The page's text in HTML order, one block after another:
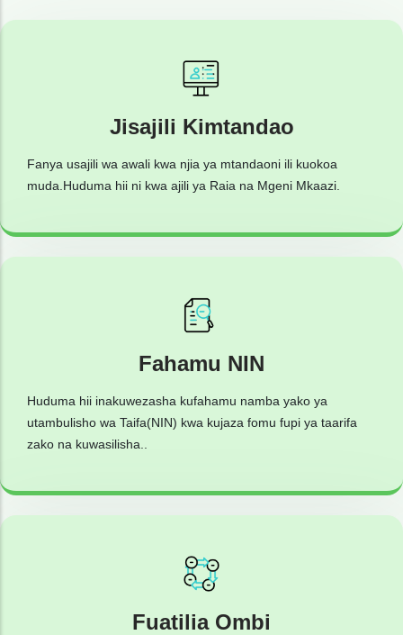
Jisajili Kimtandao
Fanya usajili wa awali kwa njia ya mtandaoni ili kuokoa
muda.Huduma hii ni kwa ajili ya Raia na Mgeni Mkaazi.
Fahamu NIN
Huduma hii inakuwezasha kufahamu namba yako ya
utambulisho wa Taifa(NIN) kwa kujaza fomu fupi ya taarifa
zako na kuwasilisha..
Fuatilia Ombi